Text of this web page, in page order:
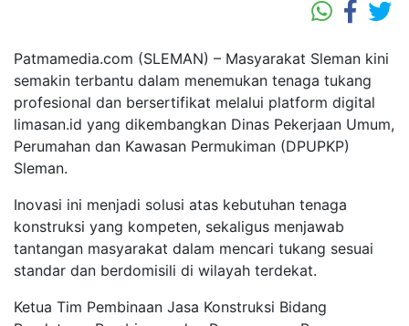
Patmamedia.com (SLEMAN) – Masyarakat Sleman kini
semakin terbantu dalam menemukan tenaga tukang
profesional dan bersertifikat melalui platform digital
limasan.id yang dikembangkan Dinas Pekerjaan Umum,
Perumahan dan Kawasan Permukiman (DPUPKP)
Sleman.
Inovasi ini menjadi solusi atas kebutuhan tenaga
konstruksi yang kompeten, sekaligus menjawab
tantangan masyarakat dalam mencari tukang sesuai
standar dan berdomisili di wilayah terdekat.
Ketua Tim Pembinaan Jasa Konstruksi Bidang